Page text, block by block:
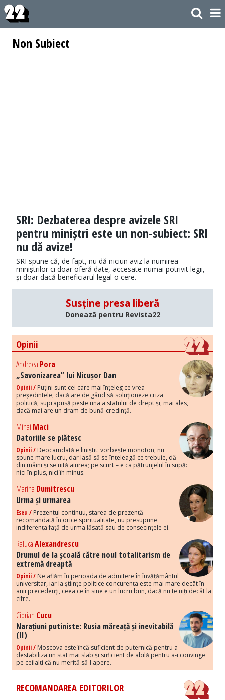
Non Subiect
SRI: Dezbaterea despre avizele SRI
pentru miniștri este un non-subiect: SRI
nu dă avize!
SRI spune că, de fapt, nu dă niciun aviz la numirea
miniștrilor ci doar oferă date, accesate numai potrivit legii,
și doar dacă beneficiarul legal o cere.
Susține presa liberă
Donează pentru Revista22
Opinii
Andreea Pora
„Savonizarea” lui Nicușor Dan
Opinii / Puțini sunt cei care mai înțeleg ce vrea
președintele, dacă are de gând să soluționeze criza
politică, suprapusă peste una a statului de drept și, mai ales,
dacă mai are un dram de bună-credință.
Mihai Maci
Datoriile se plătesc
Opinii / Deocamdată e liniștit: vorbește monoton, nu
spune mare lucru, dar lasă să se înțeleagă ce trebuie, dă
din mâini și se uită aiurea; pe scurt – e ca pătrunjelul în supă:
nici în plus, nici în minus.
Marina Dumitrescu
Urma și urmarea
Eseu / Prezentul continuu, starea de prezență
recomandată în orice spiritualitate, nu presupune
indiferența față de urma lăsată sau de consecințele ei.
RalucaAlexandrescu
Drumul de la școală către noul totalitarism de
extremă dreaptă
Opinii / Ne aflăm în perioada de admitere în învățământul
universitar, iar la științe politice concurența este mai mare decât în
anii precedenți, ceea ce în sine e un lucru bun, dacă nu te uiți decât la
cifre.
Ciprian Cucu
Narațiuni putiniste: Rusia măreață și inevitabilă
(II)
Opinii / Moscova este încă suficient de puternică pentru a
destabiliza un stat mai slab și suficient de abilă pentru a-i convinge
pe ceilalți că nu merită să-l apere.
RECOMANDAREA EDITORILOR